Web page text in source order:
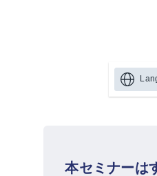
本セミナーは